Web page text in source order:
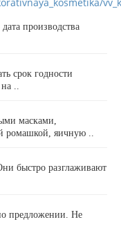
производства
срок годности
..
масками,
ромашкой, яичную ..
быстро разглаживают
предложении. Не